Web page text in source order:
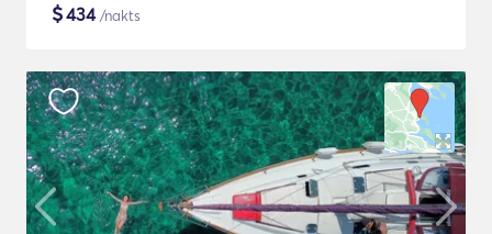
$434/nakts